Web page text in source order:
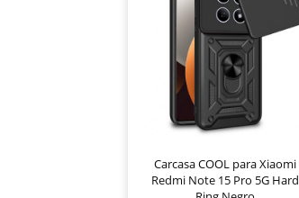
Carcasa COOL para Xiaomi
Redmi Note 15 Pro 5G Hard